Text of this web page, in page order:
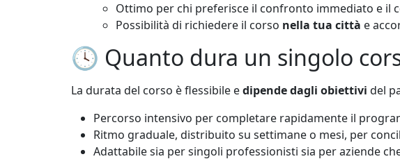
Ottimo per chi preferisce il confronto immediato e il
Possibilità di richiedere il corso nella tua città e
🕓 Quanto dura un singolo
La durata del corso è flessibile edipende dagli obiettivi del
Percorso intensivo per completare rapidamente il
Ritmo graduale, distribuito su settimane o mesi, per
Adattabile sia per singoli professionisti sia per aziende